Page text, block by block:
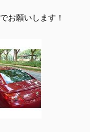
でお願いします！